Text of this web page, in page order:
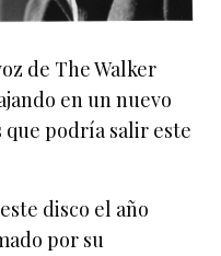
de The Walker
en un nuevo
podría salir este
disco el año
por su